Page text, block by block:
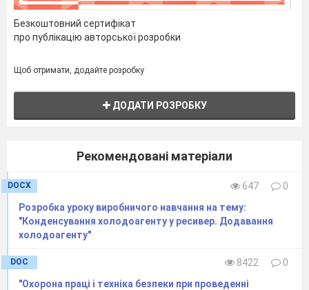
Безкоштовний сертифікат
про публікацію авторської розробки
Щоб отримати, додайте розробку
ДОДАТИ РОЗРОБКУ
Рекомендовані матеріали
DOCX 647
0
Розробка уроку виробничого навчання на тему:
"Конденсування холодоагенту у ресивер. Додавання
холодоагенту"
DOC 8422
0
"Охорона праці і техніка безпеки при проведенні